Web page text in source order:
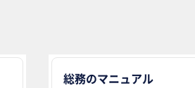
総務のマニュアル